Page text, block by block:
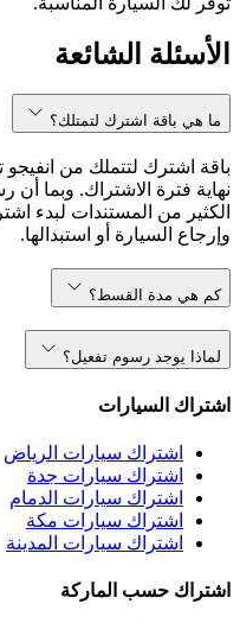
الأسئلة الشائعة
ما هي باقة اشترك لتمتلك؟
باقة اشترك لتتملك من انفيجو
نهاية فترة الاشتراك. وبما
الكثير من المستندات لبدء
وإرجاع السيارة أو استبدالها.
كم هي مدة القسط؟
لماذا يوجد رسوم تفعيل؟
اشتراك السيارات
اشتراك سيارات الرياض
اشتراك سيارات جدة
اشتراك سيارات الدمام
اشتراك سيارات مكة
اشتراك سيارات المدينة
اشتراك حسب الماركة